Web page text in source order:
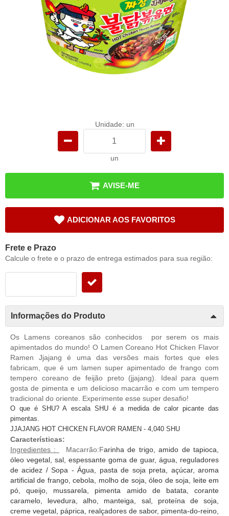
Unidade: un
un
AVISE-ME
ADICIONAR AOS FAVORITOS
Frete e Prazo
Calcule o frete e o prazo de entrega estimados para sua região:
Informações do Produto
Os Lamens coreanos são conhecidos por serem os mais
apimentados do mundo! O Lamen Coreano Hot Chicken Flavor
Ramen Jjajang é uma das versões mais fortes que eles
fabricam, que é um lamen super apimentado de frango com
tempero coreano de feijão preto (jjajang). Ideal para quem
gosta de pimenta e um delicioso macarrão e com um tempero
tradicional do oriente. Experimente esse super desafio!
O que é SHU? A escala SHU é a medida de calor picante das
pimentas.
JJAJANG HOT CHICKEN FLAVOR RAMEN - 4,040 SHU
Características:
Ingredientes :
Macarrão:Farinha de trigo, amido de tapioca,
óleo vegetal, sal, espessante goma de guar, água, reguladores
de acidez / Sopa - Água, pasta de soja preta, açúcar, aroma
artificial de frango, cebola, molho de soja, óleo de soja, leite em
pó, queijo, mussarela, pimenta amido de batata, corante
caramelo, levedura, alho, manteiga, sal, proteína de soja,
creme vegetal, páprica, realçadores de sabor, pimenta-do-reino,